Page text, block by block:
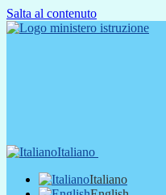
Salta al contenuto
Italiano
Italiano